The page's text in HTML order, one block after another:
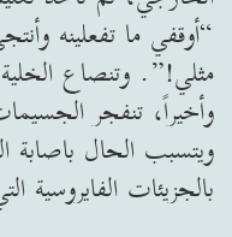
“أوقفي ما تفعلينه
مثلي!”. وتنصاع
وأخيراً، تنفجر
ويتسبب الحال باصابة
بالجزيئات الفايروسية